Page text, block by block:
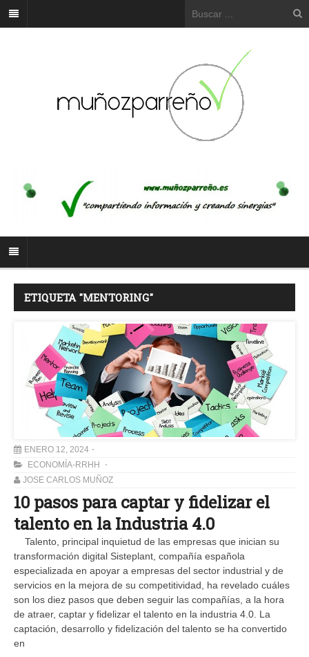
ETIQUETA "MENTORING"
ENERO 12, 2024
ECONOMÍA-RRHH
JOSE CARLOS MUÑOZ
10 pasos para captar y fidelizar el
talento en la Industria 4.0
Talento, principal inquietud de las empresas que inician su
transformación digital Sisteplant, compañía española
especializada en apoyar a empresas del sector industrial y de
servicios en la mejora de su competitividad, ha revelado cuáles
son los diez pasos que deben seguir las compañías, a la hora
de atraer, captar y fidelizar el talento en la industria 4.0. La
captación, desarrollo y fidelización del talento se ha convertido
en